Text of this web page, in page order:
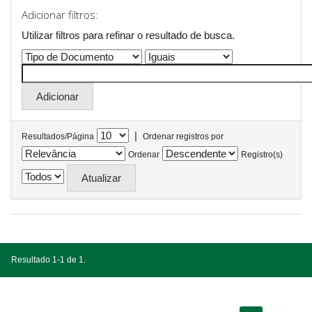
Adicionar filtros:
Utilizar filtros para refinar o resultado de busca.
Resultados/Página |
Ordenar registros por
Ordenar
Registro(s)
Resultado 1-1 de 1.